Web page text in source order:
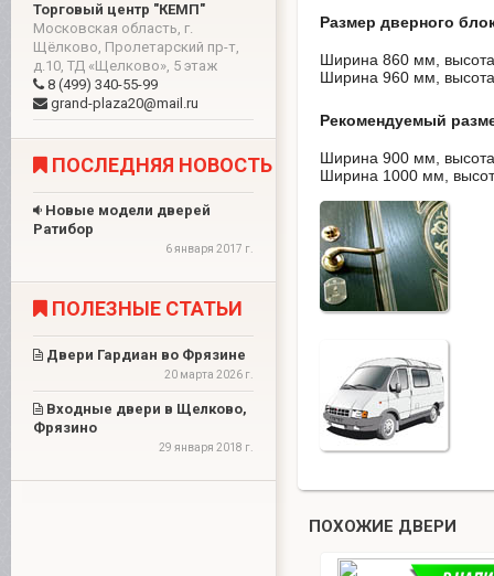
Торговый центр "КЕМП"
Московская область, г.
Щёлково, Пролетарский пр-т,
д.10, ТД «Щелково», 5 этаж
8 (499) 340-55-99
grand-plaza20@mail.ru
ПОСЛЕДНЯЯ НОВОСТЬ
Новые модели дверей
Ратибор
6 января 2017 г.
ПОЛЕЗНЫЕ СТАТЬИ
Двери Гардиан во Фрязине
20 марта 2026 г.
Входные двери в Щелково,
Фрязино
29 января 2018 г.
Размер дверного
Ширина 860 мм,
Ширина 960 мм,
Рекомендуемый
Ширина 900 мм,
Ширина 1000 мм,
ПОХОЖИЕ ДВЕРИ